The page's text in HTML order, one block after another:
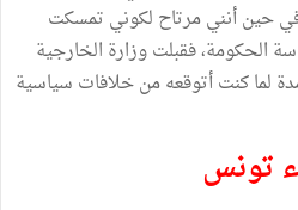
حين أنني مرتاح لكوني تمسكت
الحكومة، فقبلت وزارة الخارجية
لما كنت أتوقعه من خلافات سياسية
تونس